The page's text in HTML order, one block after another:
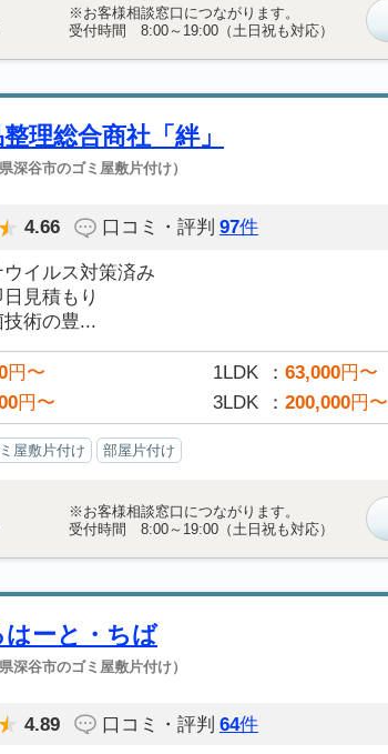
※お客様相談窓口につながります。
受付時間 8:00～19:00（土日祝も対応）
理総合商社「絆」
県深谷市のゴミ屋敷片付け）
4.66 口コミ・評判 97件
イルス対策済み
見積もり
術の豊...
円〜 1LDK 63,000円〜
円〜 3LDK 200,000円〜
屋敷片付け 部屋片付け
※お客様相談窓口につながります。
受付時間 8:00～19:00（土日祝も対応）
はーと・ちば
県深谷市のゴミ屋敷片付け）
4.89 口コミ・評判 64件